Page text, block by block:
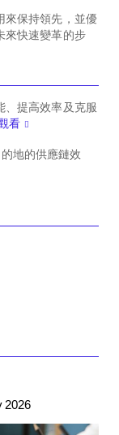
來保持領先，並優
來快速變革的步
、提高效率及克服
看
地的供應鏈效
2026